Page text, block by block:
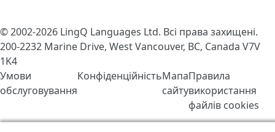
© 2002-2026 LingQ Languages Ltd. Всі права захищені.
200-2232 Marine Drive, West Vancouver, BC, Canada V7V
1K4
Умови
обслуговування
КонфіденційністьМапа
сайту
Правила
використання
файлів cookies